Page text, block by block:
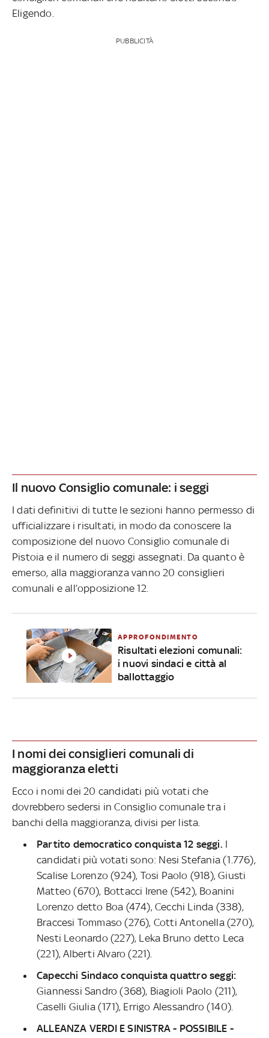
Eligendo.
PUBBLICITÀ
Il nuovo Consiglio comunale: i seggi
I dati definitivi di tutte le sezioni hanno permesso di
ufficializzare i risultati, in modo da conoscere la
composizione del nuovo Consiglio comunale di
Pistoia e il numero di seggi assegnati. Da quanto è
emerso, alla maggioranza vanno 20 consiglieri
comunali e all’opposizione 12.
APPROFONDIMENTO
Risultati elezioni comunali:
i nuovi sindaci e città al
ballottaggio
I nomi dei consiglieri comunali di
maggioranza eletti
Ecco i nomi dei 20 candidati più votati che
dovrebbero sedersi in Consiglio comunale tra i
banchi della maggioranza, divisi per lista.
Partito democratico conquista 12 seggi. I
candidati più votati sono: Nesi Stefania (1.776),
Scalise Lorenzo (924), Tosi Paolo (918), Giusti
Matteo (670), Bottacci Irene (542), Boanini
Lorenzo detto Boa (474), Cecchi Linda (338),
Braccesi Tommaso (276), Cotti Antonella (270),
Nesti Leonardo (227), Leka Bruno detto Leca
(221), Alberti Alvaro (221).
Capecchi Sindaco conquista quattro seggi:
Giannessi Sandro (368), Biagioli Paolo (211),
Caselli Giulia (171), Errigo Alessandro (140).
ALLEANZA VERDI E SINISTRA - POSSIBILE -